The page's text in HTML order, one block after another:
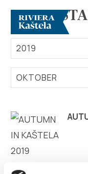
Erforsche
Destination
Was kann man
2019
OKTOBER